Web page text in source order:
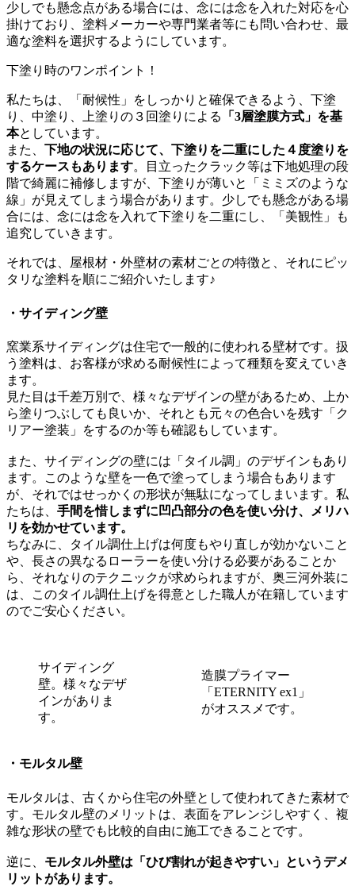
少しでも懸念点がある場合には、念には念を入れた対応を心
掛けており、塗料メーカーや専門業者等にも問い合わせ、最
適な塗料を選択するようにしています。
下塗り時のワンポイント！
私たちは、「耐候性」をしっかりと確保できるよう、下塗
り、中塗り、上塗りの３回塗りによる
「3層塗膜方式」を基
本としています。
また、 下地の状況に応じて、下塗りを二重にした４度塗りを
するケースもあります。
目立ったクラック等は下地処理の段
階で綺麗に補修しますが、下塗りが薄いと「ミミズのような
線」が見えてしまう場合があります。少しでも懸念がある場
合には、念には念を入れて下塗りを二重にし、「美観性」も
追究していきます。
それでは、屋根材・外壁材の素材ごとの特徴と、それにピッ
タリな塗料を順にご紹介いたします♪
・サイディング壁
窯業系サイディングは住宅で一般的に使われる壁材です。扱
う塗料は、お客様が求める耐候性によって種類を変えていき
ます。
見た目は千差万別で、様々なデザインの壁があるため、上か
ら塗りつぶしても良いか、それとも元々の色合いを残す「ク
リアー塗装」をするのか等も確認もしています。
また、サイディングの壁には「タイル調」のデザインもあり
ます。このような壁を一色で塗ってしまう場合もあります
が、それではせっかくの形状が無駄になってしまいます。私
たちは、 手間を惜しまずに凹凸部分の色を使い分け、メリハ
リを効かせています。
ちなみに、タイル調仕上げは何度もやり直しが効かないこと
や、長さの異なるローラーを使い分ける必要があることか
ら、それなりのテクニックが求められますが、奥三河外装に
は、このタイル調仕上げを得意とした職人が在籍しています
のでご安心ください。
サイディング
壁。様々なデザ
インがありま
す。
造膜プライマー
「ETERNITY ex1」
がオススメです。
・モルタル壁
モルタルは、古くから住宅の外壁として使われてきた素材で
す。モルタル壁のメリットは、表面をアレンジしやすく、複
雑な形状の壁でも比較的自由に施工できることです。
逆に、 モルタル外壁は「ひび割れが起きやすい」というデメ
リットがあります。